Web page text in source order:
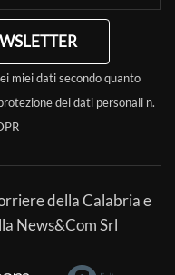
miei dati secondo quanto
dei dati personali n.
della Calabria e
News&Com Srl